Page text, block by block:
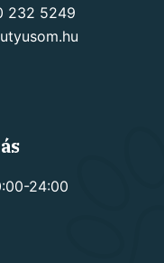
232 5249
24:00